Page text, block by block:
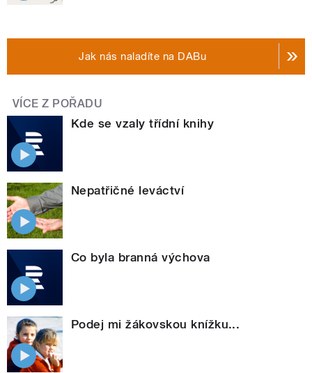
Jak nás naladíte na DABu
VÍCE Z POŘADU
Kde se vzaly třídní knihy
Nepatřičné leváctví
Co byla branná výchova
Podej mi žákovskou knížku...